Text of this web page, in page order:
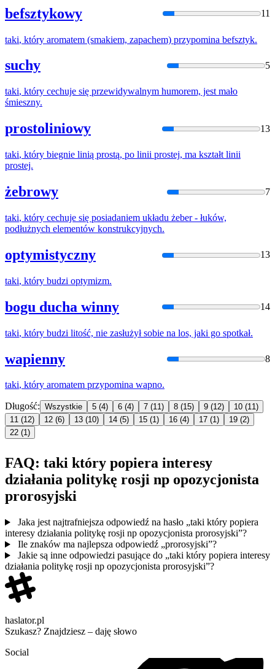
befsztykowy 11
taki, który aromatem (smakiem, zapachem) przypomina befsztyk.
suchy 5
taki, który cechuje się przewidywalnym humorem, jest mało
śmieszny.
prostoliniowy 13
taki, który biegnie linią prostą, po linii prostej, ma kształt linii
prostej.
żebrowy 7
taki, który cechuje się posiadaniem układu żeber - łuków,
podłużnych elementów konstrukcyjnych.
optymistyczny 13
taki, który budzi optymizm.
bogu ducha winny 14
taki, który budzi litość, nie zasłużył sobie na los, jaki go spotkał.
wapienny 8
taki, który aromatem przypomina wapno.
Długość: Wszystkie 5 (4) 6 (4) 7 (11) 8 (15) 9 (12) 10 (11)
11 (12) 12 (6) 13 (10) 14 (5) 15 (1) 16 (4) 17 (1) 19 (2)
22 (1)
FAQ: taki który popiera interesy
działania politykę rosji np opozycjonista
prorosyjski
Jaka jest najtrafniejsza odpowiedź na hasło „taki który popiera
interesy działania politykę rosji np opozycjonista prorosyjski”?
Ile znaków ma najlepsza odpowiedź „prorosyjski”?
Jakie są inne odpowiedzi pasujące do „taki który popiera interesy
działania politykę rosji np opozycjonista prorosyjski”?
haslator.pl
Szukasz? Znajdziesz – daję słowo
Social